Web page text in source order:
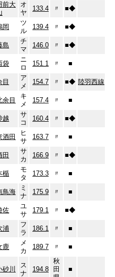
前大
オ
ヤ
133.4 〃 ■◆
岡
ツ
ル
139.4 〃 ■◆
島
チ
マ
146.0 〃 ■◆
袋
ニ
ロ
151.1 〃 ■
目
ア
メ
154.7 〃 ■◆ 陸羽西線
余目
キ
メ
157.4 〃 ■
越
サ
コ
160.4 〃 ■◆
酒田
ヒ
サ
163.7 〃 ■
田
サ
カ
166.9 〃 ■◆
楯
モ
タ
173.3 〃 ■
鳥海
ミ
ナ
175.9 〃 ■
佐
ユ
サ
179.1 〃 ■◆
浦
フ
ラ
186.1 〃 ■
鹿
メ
カ
189.7 〃 ■
砂川
ス
ナ
194.8
秋
田
■